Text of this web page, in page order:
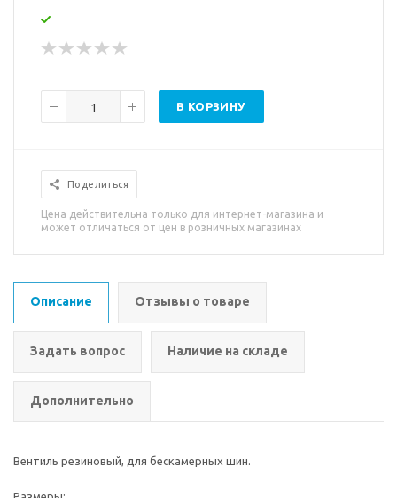
В КОРЗИНУ
Поделиться
Цена действительна только для интернет-магазина и
может отличаться от цен в розничных магазинах
Описание Отзывы о товаре
Задать вопрос Наличие на складе
Дополнительно
Вентиль резиновый, для бескамерных шин.